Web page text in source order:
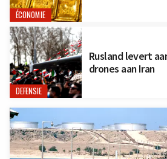
ÉCONOMIE
DEFENSIE
Rusland levert
drones aan Iran